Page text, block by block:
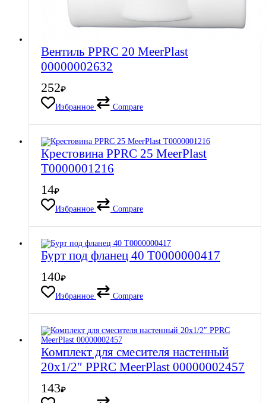
Вентиль PPRC 20 MeerPlast
00000002632
252₽
Избранное
Compare
Крестовина PPRC 25 MeerPlast
Т0000001216
14₽
Избранное
Compare
Бурт под фланец 40 Т0000000417
140₽
Избранное
Compare
Комплект для смесителя настенный
20х1/2″ PPRC MeerPlast 00000002457
143₽